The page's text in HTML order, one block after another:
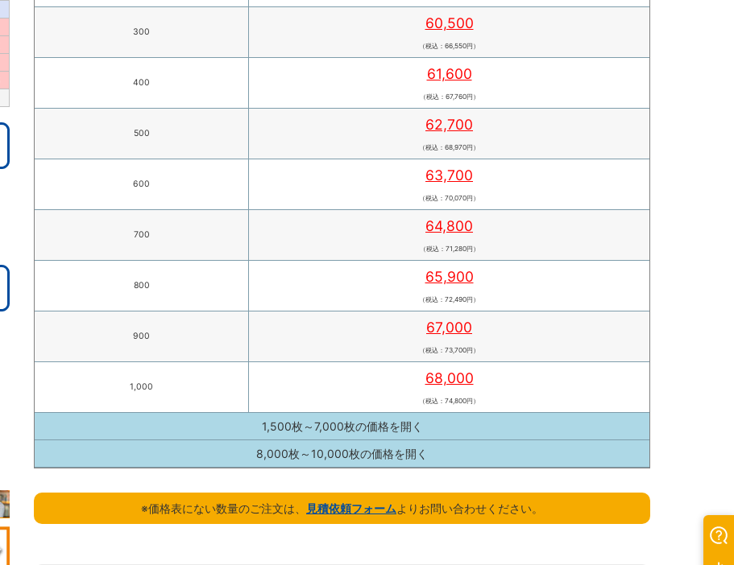
300
60,500
（税込：66,550円）
400
61,600
（税込：67,760円）
500
62,700
（税込：68,970円）
600
63,700
（税込：70,070円）
700
64,800
（税込：71,280円）
800
65,900
（税込：72,490円）
900
67,000
（税込：73,700円）
1,000
68,000
（税込：74,800円）
1,500枚～7,000枚の価格を開く
8,000枚～10,000枚の価格を開く
※価格表にない数量のご注文は、 見積依頼フォームよりお問い合わせください。